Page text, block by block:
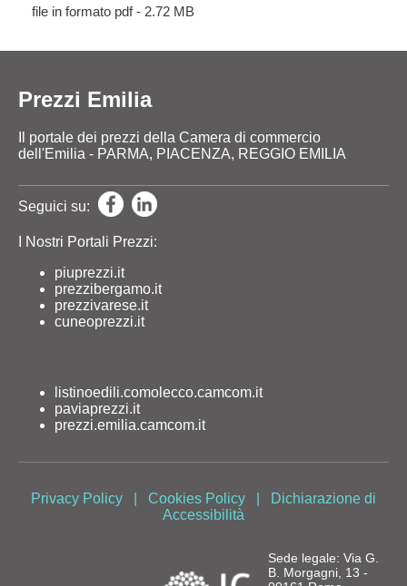
file in formato pdf - 2.72 MB
Prezzi Emilia
Il portale dei prezzi della Camera di commercio
dell'Emilia - PARMA, PIACENZA, REGGIO EMILIA
Seguici su:
I Nostri Portali Prezzi:
piuprezzi.it
prezzibergamo.it
prezzivarese.it
cuneoprezzi.it
listinoedili.comolecco.camcom.it
paviaprezzi.it
prezzi.emilia.camcom.it
Privacy Policy Cookies Policy
Dichiarazione di
Accessibilità
Sede legale: Via G.
B. Morgagni, 13 -